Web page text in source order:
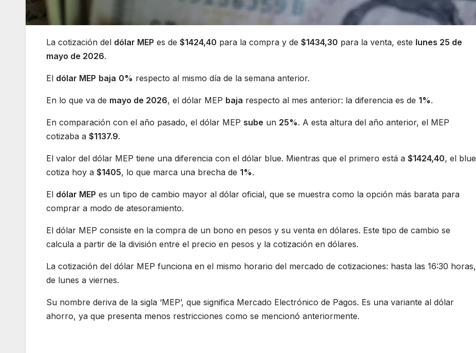
La cotización del dólar MEP es de $1424,40 para la compra y de $1434,30 para la venta, este lunes 25 de
mayo de 2026.
El dólar MEP baja 0% respecto al mismo día de la semana anterior.
En lo que va de mayo de 2026, el dólar MEP baja respecto al mes anterior: la diferencia es de 1%.
En comparación con el año pasado, el dólar MEP sube un 25%. A esta altura del año anterior, el MEP
cotizaba a $1137.9.
El valor del dólar MEP tiene una diferencia con el dólar blue. Mientras que el primero está a $1424,40, el blue
cotiza hoy a $1405, lo que marca una brecha de 1%.
El dólar MEP es un tipo de cambio mayor al dólar oficial, que se muestra como la opción más barata para
comprar a modo de atesoramiento.
El dólar MEP consiste en la compra de un bono en pesos y su venta en dólares. Este tipo de cambio se
calcula a partir de la división entre el precio en pesos y la cotización en dólares.
La cotización del dólar MEP funciona en el mismo horario del mercado de cotizaciones: hasta las 16:30 horas,
de lunes a viernes.
Su nombre deriva de la sigla ‘MEP’, que significa Mercado Electrónico de Pagos. Es una variante al dólar
ahorro, ya que presenta menos restricciones como se mencionó anteriormente.